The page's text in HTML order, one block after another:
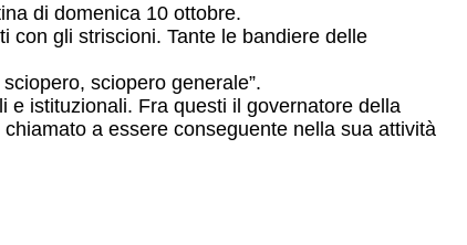
di domenica 10 ottobre.
con gli striscioni. Tante le bandiere delle
sciopero generale”.
e istituzionali. Fra questi il governatore della
a essere conseguente nella sua attività